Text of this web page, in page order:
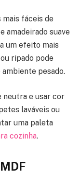
fáceis de
amadeirado suave
um efeito mais
ripado pode
pesado.
neutra e usar cor
laváveis ou
uma paleta
cozinha.